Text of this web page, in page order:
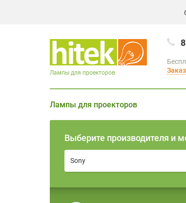
Лампы для проекторов
Лампы для проекторов
Выберите производителя и
Sony